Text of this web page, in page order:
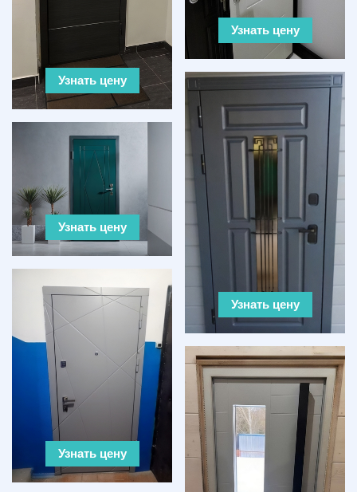
Узнать цену
Узнать цену
Узнать цену
Узнать цену
Узнать цену